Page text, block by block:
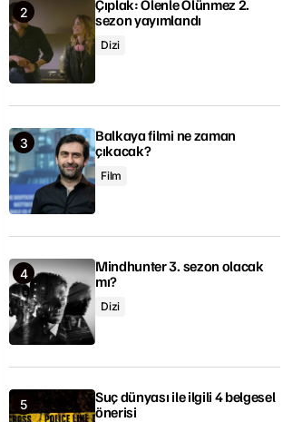
Çıplak: Ölenle Ölünmez 2.
sezon yayımlandı
Dizi
Balkaya filmi ne zaman
çıkacak?
Film
Mindhunter 3. sezon olacak
mı?
Dizi
Suç dünyası ile ilgili 4 belgesel
önerisi